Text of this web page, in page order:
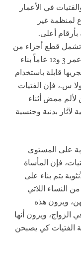
والفتيات في الأعمار
استطلاع لمنظمة غير
أعلى.
تشمل قطع أجزاء من
البظر، وهي تُجرى عادة على الفتيات بين عمر 3 و12 عاماً بناء
قابلة باستخدام
س.، فإن الفتيات
لألم ممض أثناء
لآثار بدنية وجنسية
على المستوى
فإن المأساة
يتم بناء على
النساء اللاتي
ويرون هذه
الزواج، ويرون أنها
الفتيات كي يصبحن